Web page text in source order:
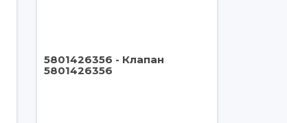
5801426356 - Клапан
5801426356